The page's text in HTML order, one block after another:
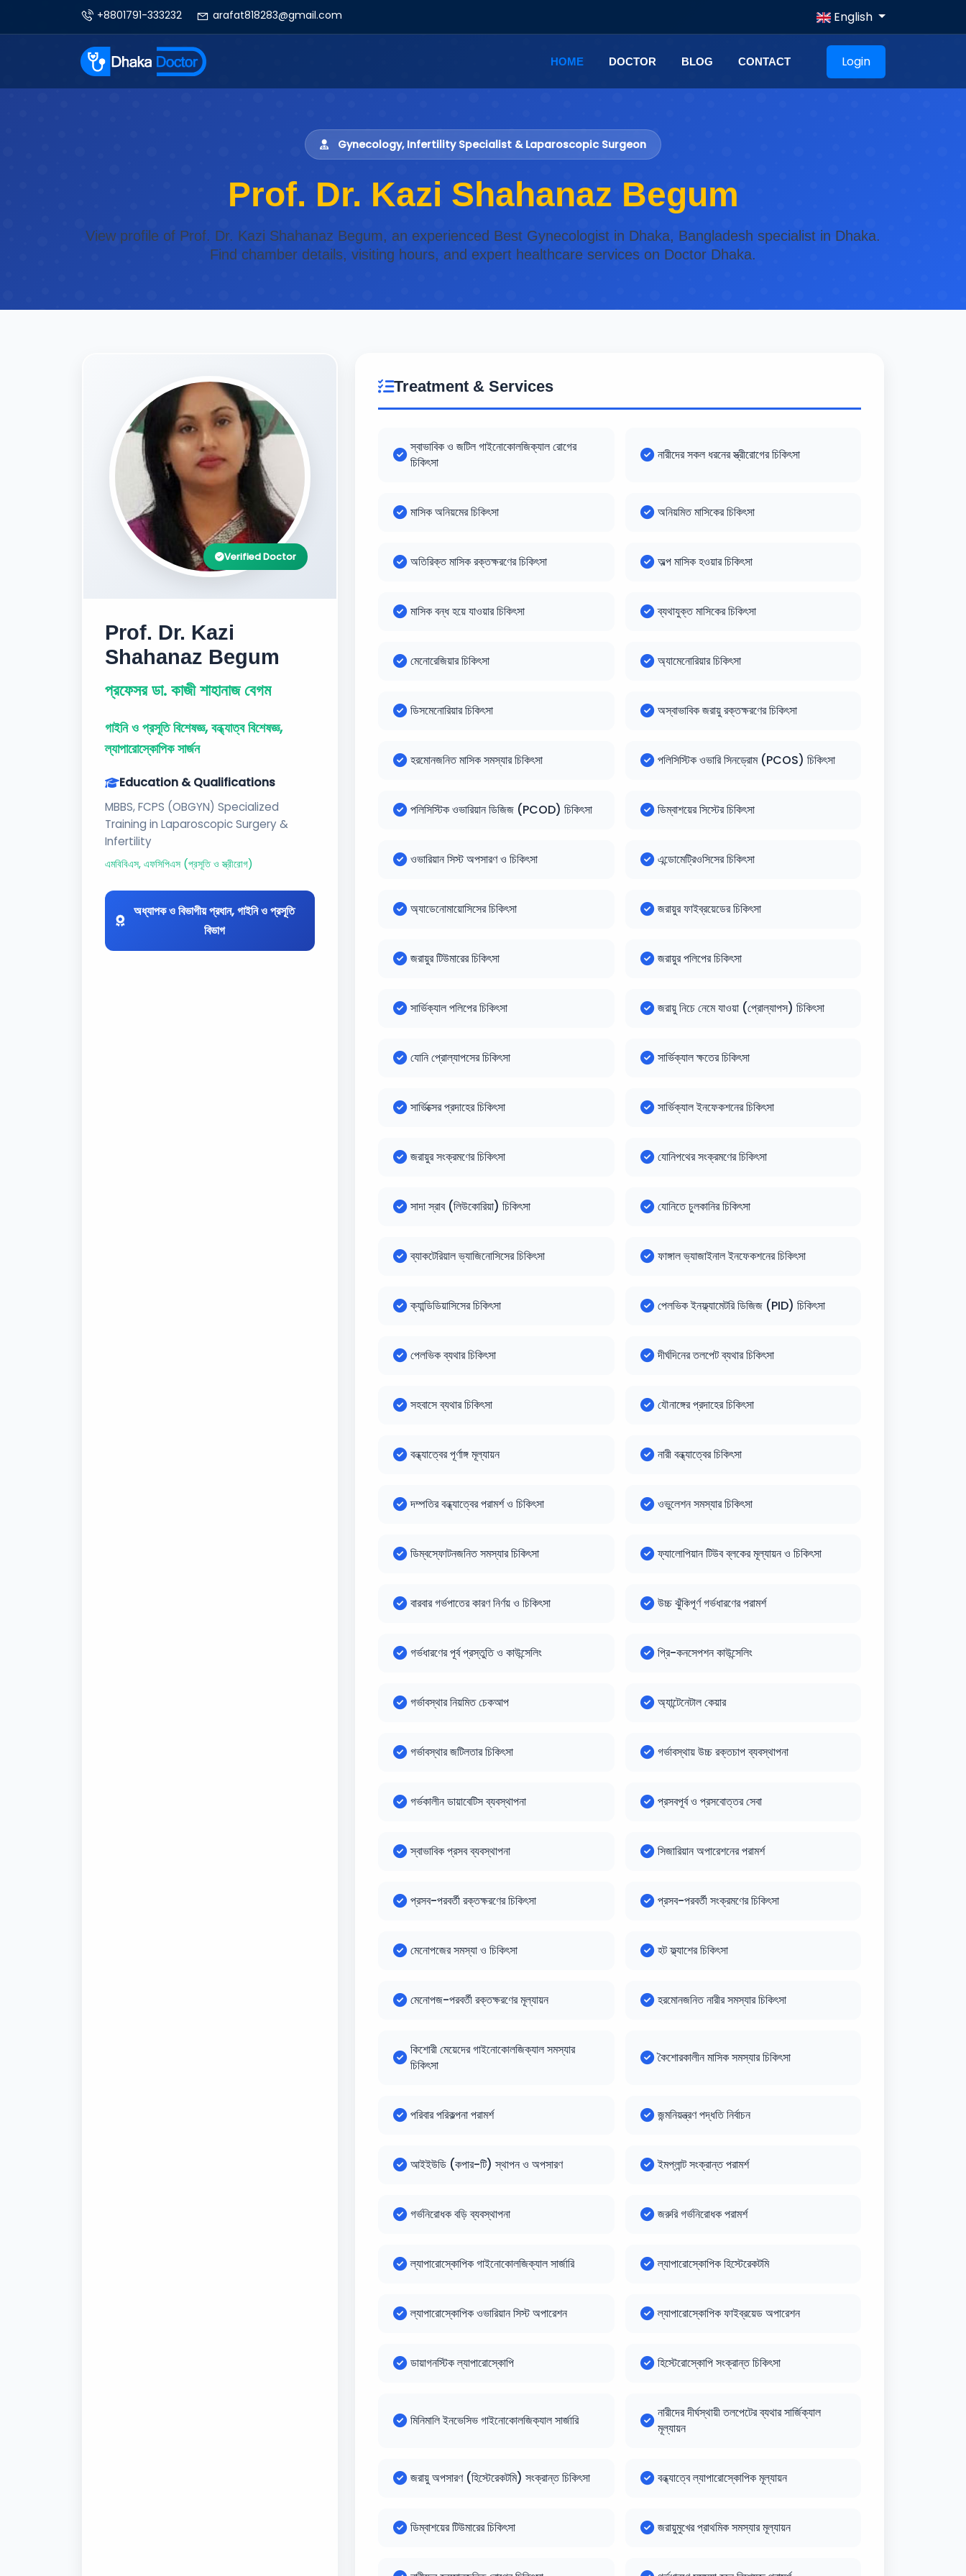
+8801791-333232 arafat818283@gmail.com English
HOME DOCTOR BLOG CONTACT Login
Gynecology, Infertility Specialist & Laparoscopic Surgeon
Prof. Dr. Kazi Shahanaz Begum
View profile of Prof. Dr. Kazi Shahanaz Begum, an experienced Best Gynecologist in Dhaka, Bangladesh specialist in Dhaka.
Find chamber details, visiting hours, and expert healthcare services on Doctor Dhaka.
Verified Doctor
Prof. Dr. Kazi
Shahanaz Begum
প্রফেসর ডা. কাজী শাহানাজ বেগম
গাইনি ও প্রসূতি বিশেষজ্ঞ, বন্ধ্যাত্ব বিশেষজ্ঞ,
ল্যাপারোস্কোপিক সার্জন
Education & Qualifications
MBBS, FCPS (OBGYN) Specialized
Training in Laparoscopic Surgery &
Infertility
এমবিবিএস, এফসিপিএস (প্রসূতি ও স্ত্রীরোগ)
অধ্যাপক ও বিভাগীয় প্রধান, গাইনি ও প্রসূতি
বিভাগ
Treatment & Services
স্বাভাবিক ও জটিল গাইনোকোলজিক্যাল রোগের
চিকিৎসা
নারীদের সকল ধরনের স্ত্রীরোগের চিকিৎসা
মাসিক অনিয়মের চিকিৎসা অনিয়মিত মাসিকের চিকিৎসা
অতিরিক্ত মাসিক রক্তক্ষরণের চিকিৎসা অল্প মাসিক হওয়ার চিকিৎসা
মাসিক বন্ধ হয়ে যাওয়ার চিকিৎসা ব্যথাযুক্ত মাসিকের চিকিৎসা
মেনোরেজিয়ার চিকিৎসা অ্যামেনোরিয়ার চিকিৎসা
ডিসমেনোরিয়ার চিকিৎসা অস্বাভাবিক জরায়ু রক্তক্ষরণের চিকিৎসা
হরমোনজনিত মাসিক সমস্যার চিকিৎসা পলিসিস্টিক ওভারি সিনড্রোম (PCOS) চিকিৎসা
পলিসিস্টিক ওভারিয়ান ডিজিজ (PCOD) চিকিৎসা ডিম্বাশয়ের সিস্টের চিকিৎসা
ওভারিয়ান সিস্ট অপসারণ ও চিকিৎসা এন্ডোমেট্রিওসিসের চিকিৎসা
অ্যাডেনোমায়োসিসের চিকিৎসা জরায়ুর ফাইব্রয়েডের চিকিৎসা
জরায়ুর টিউমারের চিকিৎসা জরায়ুর পলিপের চিকিৎসা
সার্ভিক্যাল পলিপের চিকিৎসা জরায়ু নিচে নেমে যাওয়া (প্রোল্যাপস) চিকিৎসা
যোনি প্রোল্যাপসের চিকিৎসা সার্ভিক্যাল ক্ষতের চিকিৎসা
সার্ভিক্সের প্রদাহের চিকিৎসা সার্ভিক্যাল ইনফেকশনের চিকিৎসা
জরায়ুর সংক্রমণের চিকিৎসা যোনিপথের সংক্রমণের চিকিৎসা
সাদা স্রাব (লিউকোরিয়া) চিকিৎসা যোনিতে চুলকানির চিকিৎসা
ব্যাকটেরিয়াল ভ্যাজিনোসিসের চিকিৎসা ফাঙ্গাল ভ্যাজাইনাল ইনফেকশনের চিকিৎসা
ক্যান্ডিডিয়াসিসের চিকিৎসা পেলভিক ইনফ্ল্যামেটরি ডিজিজ (PID) চিকিৎসা
পেলভিক ব্যথার চিকিৎসা দীর্ঘদিনের তলপেট ব্যথার চিকিৎসা
সহবাসে ব্যথার চিকিৎসা যৌনাঙ্গের প্রদাহের চিকিৎসা
বন্ধ্যাত্বের পূর্ণাঙ্গ মূল্যায়ন নারী বন্ধ্যাত্বের চিকিৎসা
দম্পতির বন্ধ্যাত্বের পরামর্শ ও চিকিৎসা ওভুলেশন সমস্যার চিকিৎসা
ডিম্বস্ফোটনজনিত সমস্যার চিকিৎসা ফ্যালোপিয়ান টিউব ব্লকের মূল্যায়ন ও চিকিৎসা
বারবার গর্ভপাতের কারণ নির্ণয় ও চিকিৎসা উচ্চ ঝুঁকিপূর্ণ গর্ভধারণের পরামর্শ
গর্ভধারণের পূর্ব প্রস্তুতি ও কাউন্সেলিং প্রি-কনসেপশন কাউন্সেলিং
গর্ভাবস্থার নিয়মিত চেকআপ অ্যান্টেনেটাল কেয়ার
গর্ভাবস্থার জটিলতার চিকিৎসা গর্ভাবস্থায় উচ্চ রক্তচাপ ব্যবস্থাপনা
গর্ভকালীন ডায়াবেটিস ব্যবস্থাপনা প্রসবপূর্ব ও প্রসবোত্তর সেবা
স্বাভাবিক প্রসব ব্যবস্থাপনা সিজারিয়ান অপারেশনের পরামর্শ
প্রসব-পরবর্তী রক্তক্ষরণের চিকিৎসা প্রসব-পরবর্তী সংক্রমণের চিকিৎসা
মেনোপজের সমস্যা ও চিকিৎসা হট ফ্ল্যাশের চিকিৎসা
মেনোপজ-পরবর্তী রক্তক্ষরণের মূল্যায়ন হরমোনজনিত নারীর সমস্যার চিকিৎসা
কিশোরী মেয়েদের গাইনোকোলজিক্যাল সমস্যার
চিকিৎসা
কৈশোরকালীন মাসিক সমস্যার চিকিৎসা
পরিবার পরিকল্পনা পরামর্শ জন্মনিয়ন্ত্রণ পদ্ধতি নির্বাচন
আইইউডি (কপার-টি) স্থাপন ও অপসারণ ইমপ্লান্ট সংক্রান্ত পরামর্শ
গর্ভনিরোধক বড়ি ব্যবস্থাপনা জরুরি গর্ভনিরোধক পরামর্শ
ল্যাপারোস্কোপিক গাইনোকোলজিক্যাল সার্জারি ল্যাপারোস্কোপিক হিস্টেরেকটমি
ল্যাপারোস্কোপিক ওভারিয়ান সিস্ট অপারেশন ল্যাপারোস্কোপিক ফাইব্রয়েড অপারেশন
ডায়াগনস্টিক ল্যাপারোস্কোপি হিস্টেরোস্কোপি সংক্রান্ত চিকিৎসা
মিনিমালি ইনভেসিভ গাইনোকোলজিক্যাল সার্জারি
নারীদের দীর্ঘস্থায়ী তলপেটের ব্যথার সার্জিক্যাল
মূল্যায়ন
জরায়ু অপসারণ (হিস্টেরেকটমি) সংক্রান্ত চিকিৎসা বন্ধ্যাত্বে ল্যাপারোস্কোপিক মূল্যায়ন
ডিম্বাশয়ের টিউমারের চিকিৎসা জরায়ুমুখের প্রাথমিক সমস্যার মূল্যায়ন